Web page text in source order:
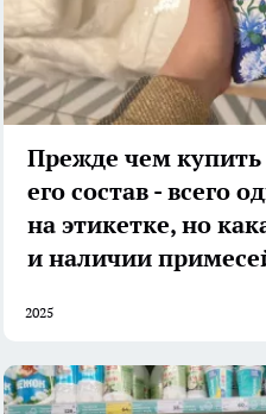
Прежде чем купить
его состав - всего
на этикетке, но
и наличии
2025